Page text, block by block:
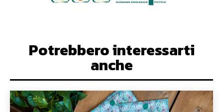
Potrebbero interessarti
anche